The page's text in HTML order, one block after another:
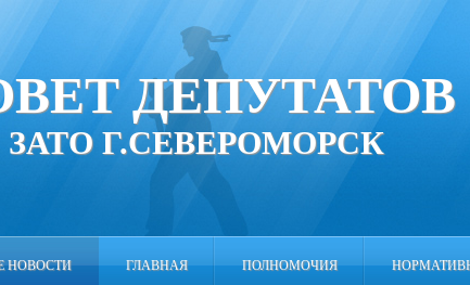
ДЕПУТАТОВ
ЗАТО Г.СЕВЕРОМОРСК
НОВОСТИ ГЛАВНАЯ ПОЛНОМОЧИЯ